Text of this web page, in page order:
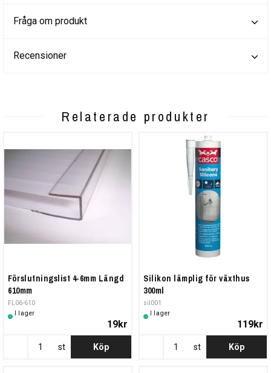
Fråga om produkt
Recensioner
Relaterade produkter
Förslutningslist 4-6mm Längd
610mm
FL06-610
I lager
19kr
st Köp
Silikon lämplig för växthus
300ml
sil001
I lager
119kr
st Köp